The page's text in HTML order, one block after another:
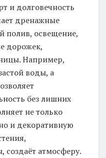
и долговечность
дренажные
полив, освещение,
дорожек,
Например,
воды, а
без лишних
не только
и декоративную
создаёт атмосферу.